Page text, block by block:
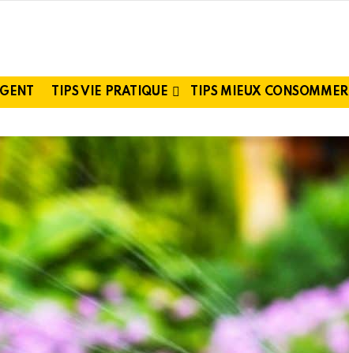
TIPS VIE PRATIQUE TIPS MIEUX CONSOMMER